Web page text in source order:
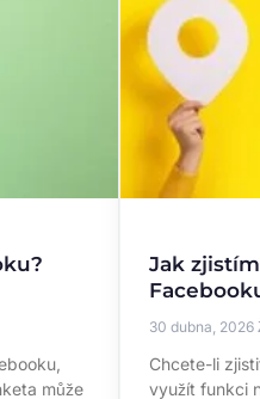
může
Jak
30 dubna, 2026
Chcete-li
využít funkci